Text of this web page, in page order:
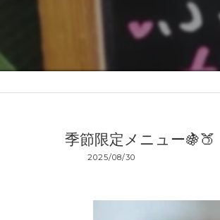
季節限定メニュー🍇🍑
2025/08/30